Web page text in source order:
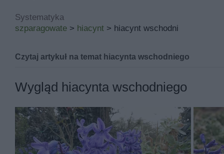
Systematyka
szparagowate > hiacynt > hiacynt wschodni
Czytaj artykuł na temat hiacynta wschodniego
Hiacynt w ogrodzie -
Hyacinthus –hiacynt – należy do roślin cebulowych z
orientalias.Barwne pachnące kwiaty pojawiają się na
przez kilka lat będą dekorowały nasz ogród. Wiele
mieszkania. Prezentujemy wymagania uprawowe
Wygląd hiacynta wschodniego